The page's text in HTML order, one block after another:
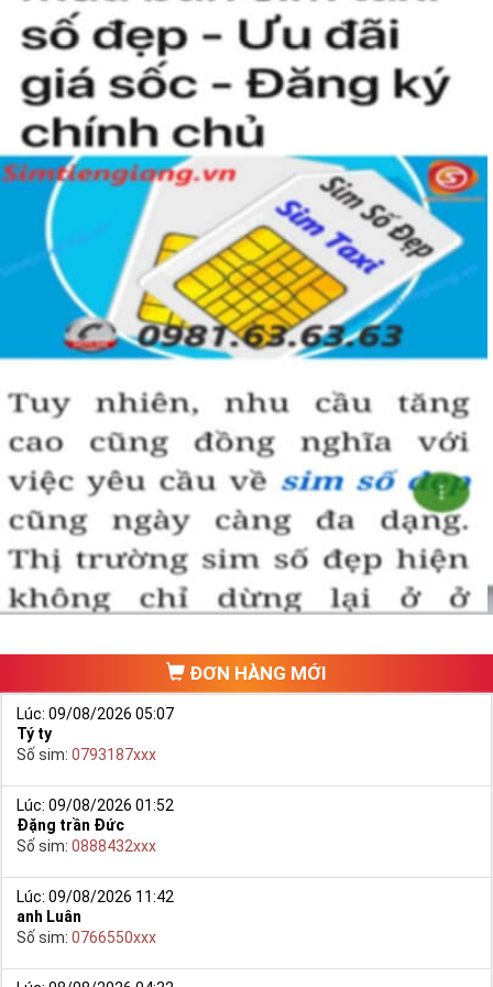
người khác cũng sẽ biết được vị trí của bạn trong xã hội là như thế
nào rồi?
Hướng dẫn mua Sim Tứ Quý 2 tại
Simtiengiang.vn.
Sim Tiền Giang là đơn vị cung cấp
Tứ Quý, sim giá rẻ uy
tín chất lượng.
Chọn mua sim số đẹp thường mất nhiều thời gian ở khoản lựa số,
một số phải vừa đẹp, vừa tốt về phong thủy thì mới là sim hoàn
hảo. Vậy phải làm sao?
- Cách nhanh nhất để chọn mua được Sim Tứ Quý 2 là bạn vào
trang chủ của Sim Tiền Giang, chọn mục “
Sim giảm giá
“ ở ngay đầu
trang chủ. Đây là danh sách sim được đại lý giảm giá vì một số lý
Ngoài ra quý khách chưa ưng ý về Sim Tứ Quý 2 có cũng thể tham
khảo thêm Sim Vinaphone,Sim Gmobile, Sim Tứ Quý Giữa
ĐƠN HÀNG MỚI
Lúc: 09/08/2026 05:07
Tý ty
Số sim: 0793187xxx
Lúc: 09/08/2026 01:52
Đặng trần Đức
Số sim: 0888432xxx
Lúc: 09/08/2026 11:42
anh Luân
Số sim: 0766550xxx